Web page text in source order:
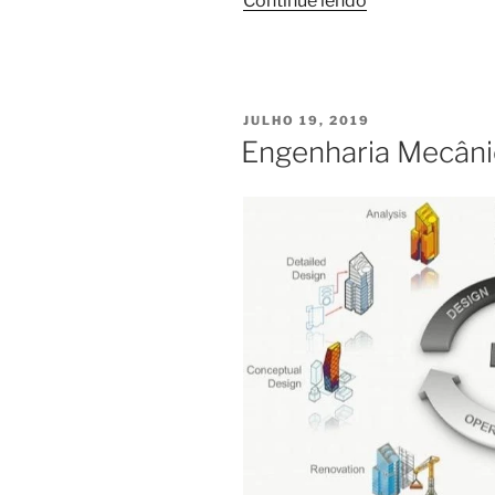
PUBLICADO
EM
JULHO 19, 2019
Engenharia